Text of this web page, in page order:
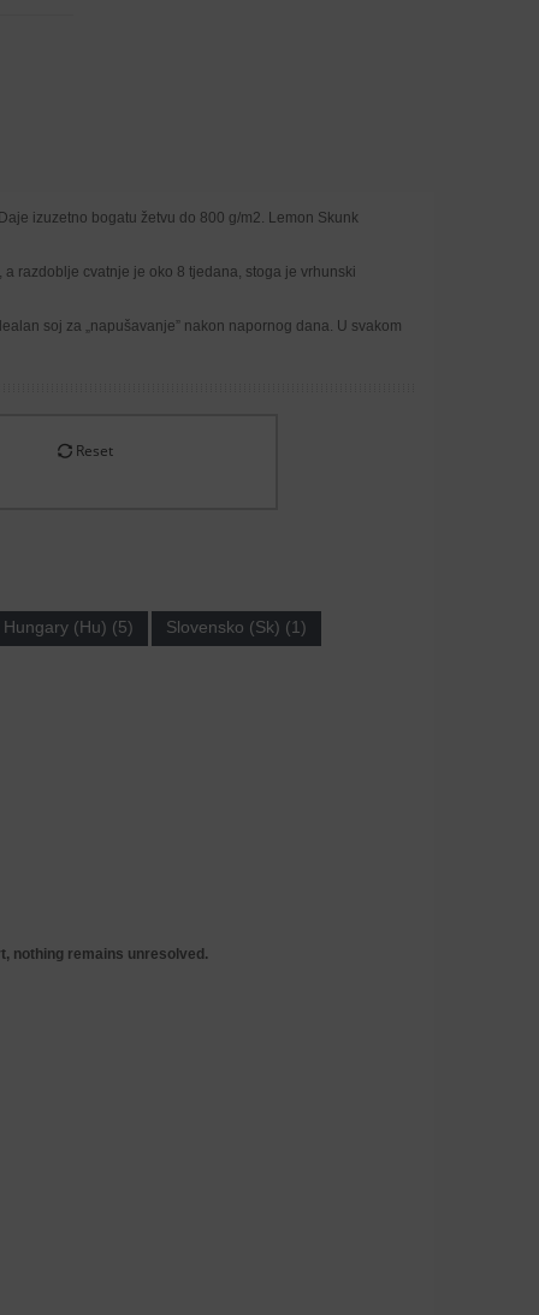
izuzetno bogatu žetvu do 800 g/m2. Lemon Skunk
razdoblje cvatnje je oko 8 tjedana, stoga je vrhunski
soj za „napušavanje” nakon napornog dana. U svakom
Reset
Hungary (Hu) (5) Slovensko (Sk) (1)
nothing remains unresolved.